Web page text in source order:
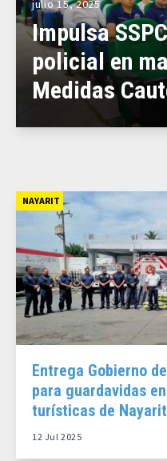
julio 15, 2025
Impulsa
policial en
Medidas
NAYARIT
Entrega Gobierno
para guardavidas
turísticas de Nayarit
12 Jul 2025